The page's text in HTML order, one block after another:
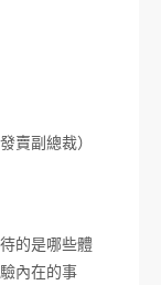
賣副總裁）
的是哪些體
內在的事